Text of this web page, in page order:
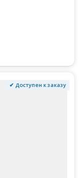
✔ Доступен к заказу